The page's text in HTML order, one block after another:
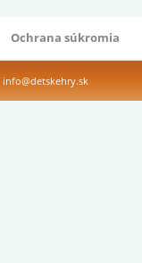
Ochrana súkromia
info@detskehry.sk